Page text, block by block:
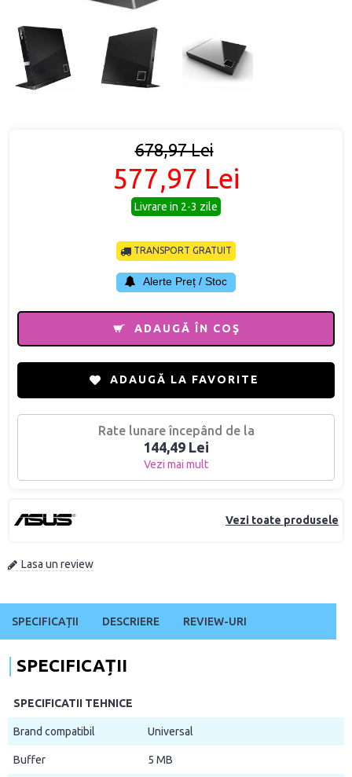
Vezi toate produsele
Lasa un review
678,97 Lei
577,97 Lei
Livrare in 2-3 zile
TRANSPORT GRATUIT
Alerte Preț / Stoc
ADAUGĂ ÎN COŞ
ADAUGĂ LA FAVORITE
Rate lunare începând de la
144,49 Lei
Vezi mai mult
SPECIFICAȚII DESCRIERE REVIEW-URI
SPECIFICAȚII
SPECIFICATII TEHNICE
Brand compatibil Universal
Buffer 5 MB